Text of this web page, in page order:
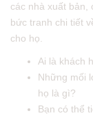
các nhà xuất bản,
bức tranh chi tiết
cho họ.
Ai là khách
Những mối
họ là gì?
Bạn có thể